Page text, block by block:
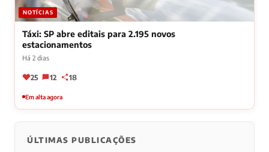
NOTÍCIAS
Táxi: SP abre editais para 2.195 novos
estacionamentos
Há 2 dias
25 12 18
Em alta agora
ÚLTIMAS PUBLICAÇÕES